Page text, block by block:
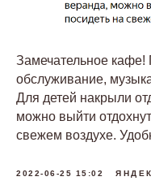
Замечательное кафе!
обслуживание,
Для детей накрыли
можно выйти
свежем воздухе.
2022-06-25 15:02